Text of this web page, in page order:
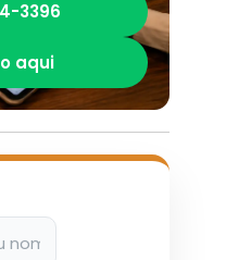
3396
aqui